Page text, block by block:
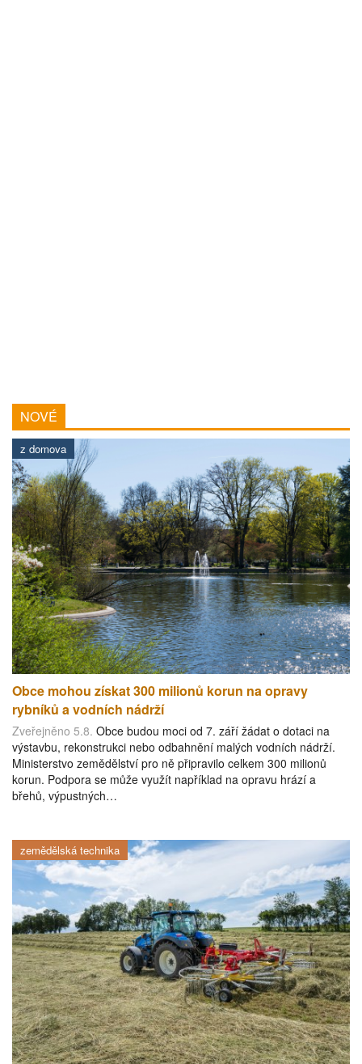
NOVÉ
z domova
Obce mohou získat 300 milionů korun na opravy
rybníků a vodních nádrží
Zveřejněno 5.8. Obce budou moci od 7. září žádat o dotaci na
výstavbu, rekonstrukci nebo odbahnění malých vodních nádrží.
Ministerstvo zemědělství pro ně připravilo celkem 300 milionů
korun. Podpora se může využít například na opravu hrází a
břehů, výpustných…
zemědělská technika